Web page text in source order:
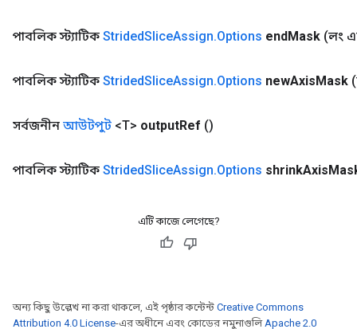
পাবলিক স্ট্যাটিক StridedSliceAssign.Options endMask (লং
পাবলিক স্ট্যাটিক StridedSliceAssign.Options newAxisMask
সর্বজনীন আউটপুট <T> outputRef ()
পাবলিক স্ট্যাটিক StridedSliceAssign.Options shrinkAxis
এটি কাজে লেগেছে?
অন্য কিছু উল্লেখ না করা থাকলে, এই পৃষ্ঠার কন্টেন্ট Creative Commons
Attribution 4.0 License-এর অধীনে এবং কোডের নমুনাগুলিApache 2.0